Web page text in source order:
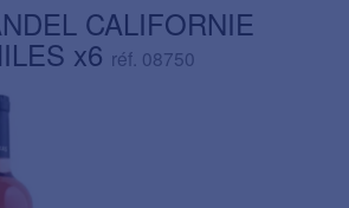
CALIFORNIE
x6 réf. 08750